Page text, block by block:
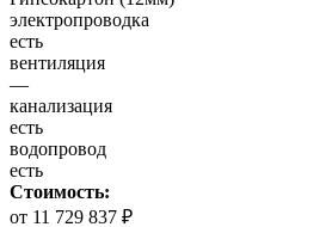
электропроводка
есть
вентиляция
—
канализация
есть
водопровод
есть
Стоимость:
от 11 729 837 ₽